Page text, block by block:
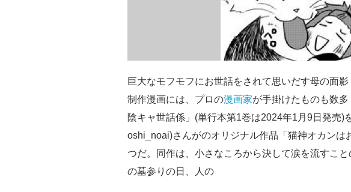
巨大なモフモフにお世話をされて思いだす母の面
制作漫画には、プロの漫画家が手掛けたものも数
陰キャ世話係」(単行本第1巻は2024年1月9日発売)
oshi_noai)さんがのオリジナル作品「猫神オカンは
つだ。同作は、小さなころから決して涙を流すこ
の墓参りの日、人の